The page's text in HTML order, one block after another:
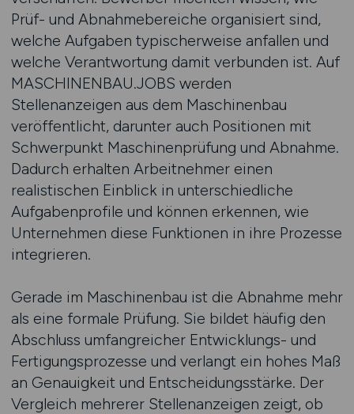
Prüf- und Abnahmebereiche organisiert sind,
welche Aufgaben typischerweise anfallen und
welche Verantwortung damit verbunden ist. Auf
MASCHINENBAU.JOBS werden
Stellenanzeigen aus dem Maschinenbau
veröffentlicht, darunter auch Positionen mit
Schwerpunkt Maschinenprüfung und Abnahme.
Dadurch erhalten Arbeitnehmer einen
realistischen Einblick in unterschiedliche
Aufgabenprofile und können erkennen, wie
Unternehmen diese Funktionen in ihre Prozesse
integrieren.
Gerade im Maschinenbau ist die Abnahme mehr
als eine formale Prüfung. Sie bildet häufig den
Abschluss umfangreicher Entwicklungs- und
Fertigungsprozesse und verlangt ein hohes Maß
an Genauigkeit und Entscheidungsstärke. Der
Vergleich mehrerer Stellenanzeigen zeigt, ob